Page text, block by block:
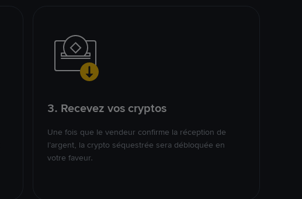
3. Recevez vos cryptos
Une fois que le vendeur confirme la réception de
l’argent, la crypto séquestrée sera débloquée en
votre faveur.